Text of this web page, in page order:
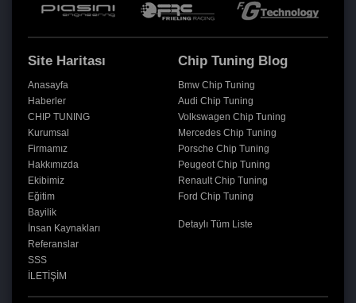
Site Haritası
Anasayfa
Haberler
CHIP TUNING
Kurumsal
Firmamız
Hakkımızda
Ekibimiz
Eğitim
Bayilik
İnsan Kaynakları
Referanslar
SSS
İLETİŞİM
Chip Tuning Blog
Bmw Chip Tuning
Audi Chip Tuning
Volkswagen Chip Tuning
Mercedes Chip Tuning
Porsche Chip Tuning
Peugeot Chip Tuning
Renault Chip Tuning
Ford Chip Tuning
Detaylı Tüm Liste